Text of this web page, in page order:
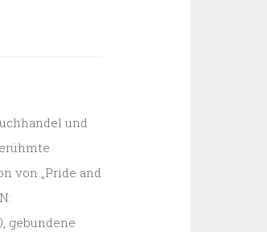
und
von „Pride and
gebundene